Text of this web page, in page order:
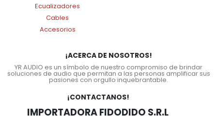
Ecualizadores
Cables
Accesorios
¡ACERCA DE NOSOTROS!
YR AUDIO es un símbolo de nuestro compromiso de brindar
soluciones de audio que permitan a las personas amplificar sus
pasiones con orgullo inquebrantable.
¡CONTACTANOS!
IMPORTADORA FIDODIDO S.R.L